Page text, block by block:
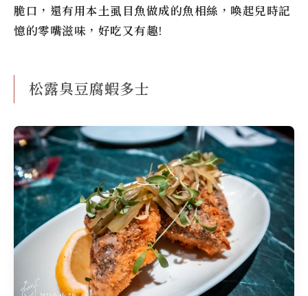
脆口，還有用本土虱目魚做成的魚相絲，喚起兒時記
憶的零嘴滋味，好吃又有趣!
松露臭豆腐蝦多士